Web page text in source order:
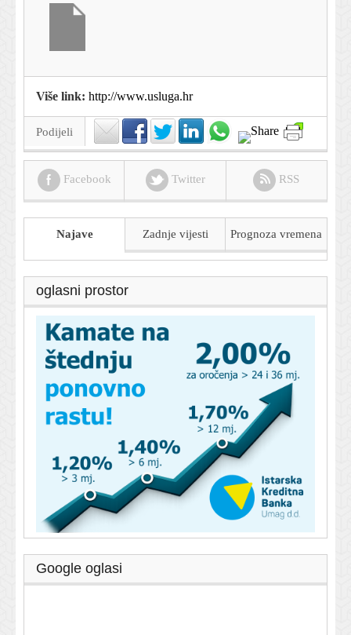
Više link: http://www.usluga.hr
Podijeli
Facebook Twitter RSS
Najave Zadnje vijesti Prognoza vremena
oglasni prostor
Google oglasi